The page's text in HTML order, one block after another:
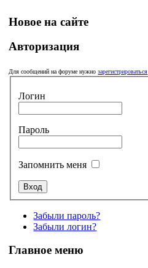
Новое на сайте
Авторизация
Для сообщений на форуме нужнозарегистрироваться
Логин
Пароль
Запомнить меня
Забыли пароль?
Забыли логин?
Главное меню